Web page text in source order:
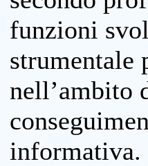
funzioni
strumentale
nell’ambito
informativa.